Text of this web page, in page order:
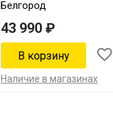
Белгород
43 990 ₽
Наличие в магазинах